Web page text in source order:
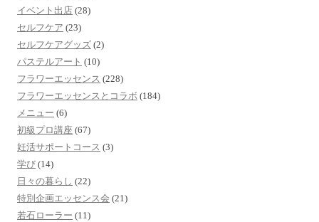
イベント出店 (28)
セルフケア (23)
セルフケアグッズ (2)
パステルアート (10)
フラワーエッセンス (228)
フラワーエッセンスとコラボ (184)
メニュー (6)
初級プロ講座 (67)
妊活サポートコース (3)
学び (14)
日々の暮らし (22)
特別企画エッセンス会 (21)
若石ローラー (11)